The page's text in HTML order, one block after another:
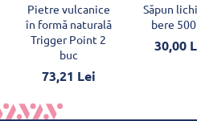
Pietre vulcanice
în formă naturală
Trigger Point 2
buc
73,21 Lei
Săpun
bere
30,00